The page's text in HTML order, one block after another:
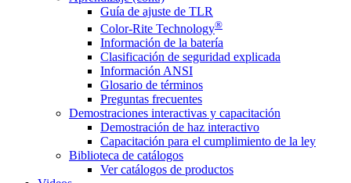
Guía de ajuste de TLR
Color-Rite Technology®
Información de la batería
Clasificación de seguridad explicada
Información ANSI
Glosario de términos
Preguntas frecuentes
Demostraciones interactivas y capacitación
Demostración de haz interactivo
Capacitación para el cumplimiento de la ley
Biblioteca de catálogos
Ver catálogos de productos